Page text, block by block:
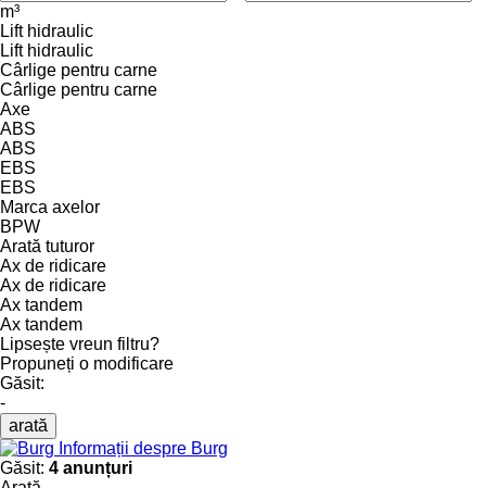
m³
Lift hidraulic
Lift hidraulic
Cârlige pentru carne
Cârlige pentru carne
Axe
ABS
ABS
EBS
EBS
Marca axelor
BPW
Arată tuturor
Ax de ridicare
Ax de ridicare
Ax tandem
Ax tandem
Lipsește vreun filtru?
Propuneți o modificare
Găsit:
-
arată
Informații despre Burg
Găsit: 4 anunțuri